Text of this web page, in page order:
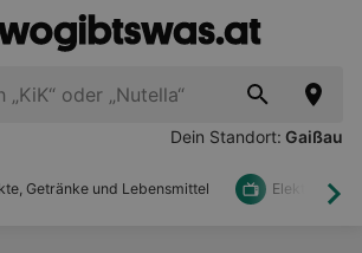
Dein Standort: Gaißau
Getränke und Lebensmittel Elektronik